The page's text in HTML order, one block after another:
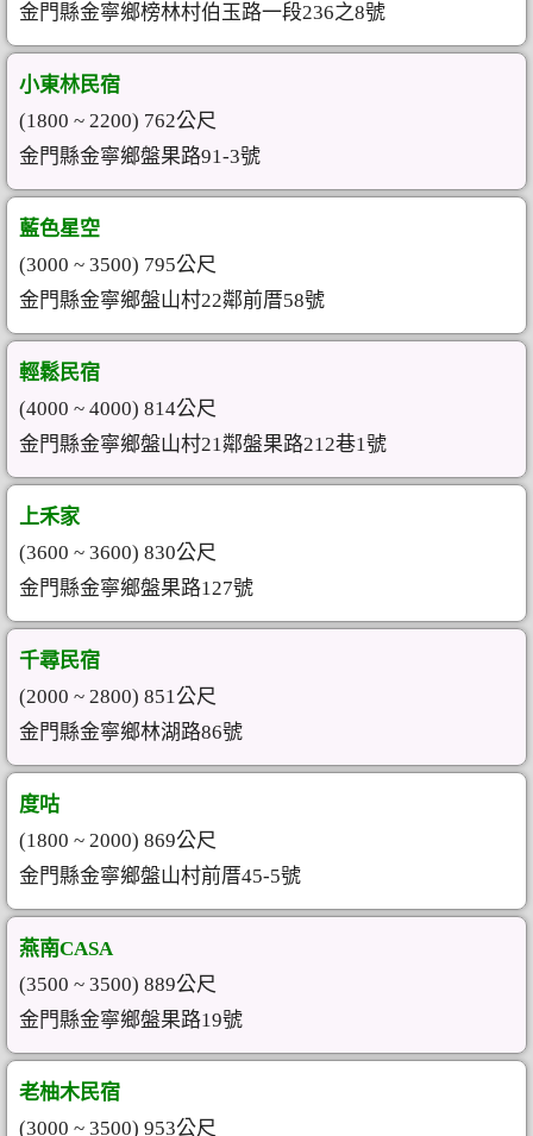
金門縣金寧鄉榜林村伯玉路一段236之8號
小東林民宿
(1800 ~ 2200) 762公尺
金門縣金寧鄉盤果路91-3號
藍色星空
(3000 ~ 3500) 795公尺
金門縣金寧鄉盤山村22鄰前厝58號
輕鬆民宿
(4000 ~ 4000) 814公尺
金門縣金寧鄉盤山村21鄰盤果路212巷1號
上禾家
(3600 ~ 3600) 830公尺
金門縣金寧鄉盤果路127號
千尋民宿
(2000 ~ 2800) 851公尺
金門縣金寧鄉林湖路86號
度咕
(1800 ~ 2000) 869公尺
金門縣金寧鄉盤山村前厝45-5號
燕南CASA
(3500 ~ 3500) 889公尺
金門縣金寧鄉盤果路19號
老柚木民宿
(3000 ~ 3500) 953公尺